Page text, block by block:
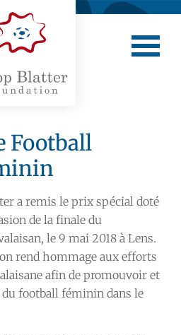
Football
a remis le prix spécial doté
de la finale du
le 9 mai 2018 à Lens.
rend hommage aux efforts
afin de promouvoir et
football féminin dans le